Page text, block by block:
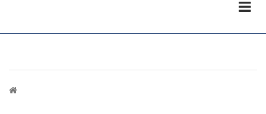
Breadcrumb